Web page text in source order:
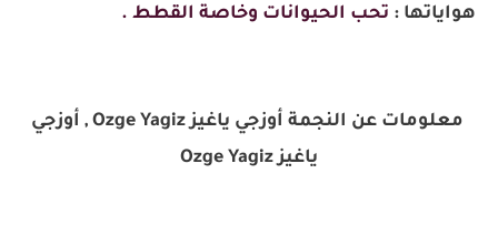
هواياتها : تحب الحيوانات وخاصة القطط .
معلومات عن النجمة أوزجي ياغيز Ozge Yagiz , أوزجي
ياغيز Ozge Yagiz